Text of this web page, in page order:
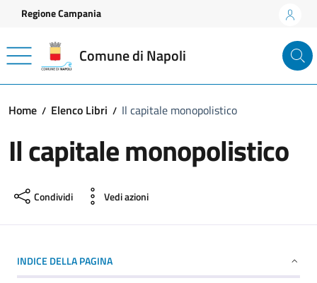
Vai ai contenuti
Vai al footer
Regione Campania
Comune di Napoli
Home Elenco Libri Il capitale monopolistico
Il capitale monopolistico
Condividi Vedi azioni
INDICE DELLA PAGINA